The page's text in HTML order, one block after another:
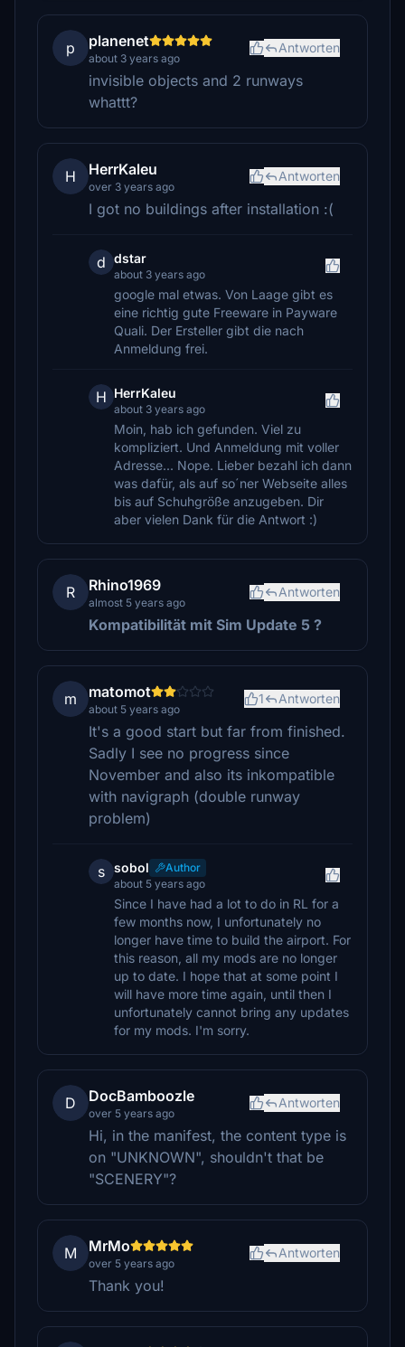
p planenet
about 3 years ago
Antworten
invisible objects and 2 runways
whattt?
H HerrKaleu
over 3 years ago
Antworten
I got no buildings after installation :(
d dstar
about 3 years ago
google mal etwas. Von Laage gibt es
eine richtig gute Freeware in Payware
Quali. Der Ersteller gibt die nach
Anmeldung frei.
H HerrKaleu
about 3 years ago
Moin, hab ich gefunden. Viel zu
kompliziert. Und Anmeldung mit voller
Adresse... Nope. Lieber bezahl ich dann
was dafür, als auf so´ner Webseite alles
bis auf Schuhgröße anzugeben. Dir
aber vielen Dank für die Antwort :)
R Rhino1969
almost 5 years ago
Antworten
Kompatibilität mit Sim Update 5 ?
m matomot
about 5 years ago
1 Antworten
It's a good start but far from finished.
Sadly I see no progress since
November and also its inkompatible
with navigraph (double runway
problem)
s sobol
Author
about 5 years ago
Since I have had a lot to do in RL for a
few months now, I unfortunately no
longer have time to build the airport. For
this reason, all my mods are no longer
up to date. I hope that at some point I
will have more time again, until then I
unfortunately cannot bring any updates
for my mods. I'm sorry.
D DocBamboozle
over 5 years ago
Antworten
Hi, in the manifest, the content type is
on "UNKNOWN", shouldn't that be
"SCENERY"?
M MrMo
over 5 years ago
Antworten
Thank you!